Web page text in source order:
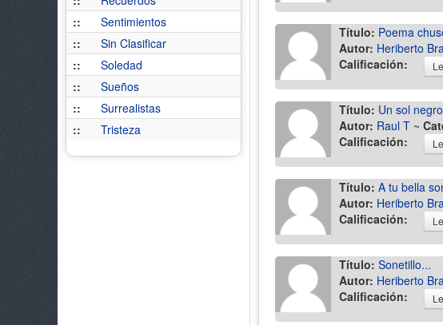
::
Sentimientos
::
Sin Clasificar
::
Soledad
::
Sueños
::
Surrealistas
::
Tristeza
Título: Poema
Autor: Heriberto
Calificación:
Título: Un sol negro
Autor: Raul T ~
Calificación:
Título: A tu bella
Autor: Heriberto
Calificación:
Título: Sonetillo...
Autor: Heriberto
Calificación: